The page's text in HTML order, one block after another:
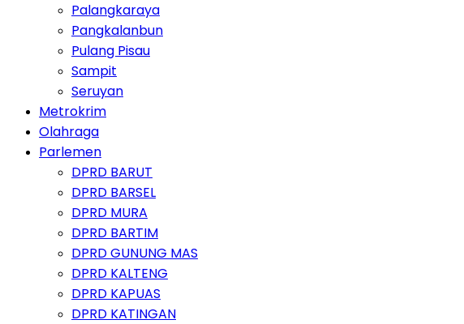
Palangkaraya
Pangkalanbun
Pulang Pisau
Sampit
Seruyan
Metrokrim
Olahraga
Parlemen
DPRD BARUT
DPRD BARSEL
DPRD MURA
DPRD BARTIM
DPRD GUNUNG MAS
DPRD KALTENG
DPRD KAPUAS
DPRD KATINGAN